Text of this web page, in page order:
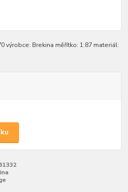
výrobce: Brekina měřítko: 1:87 materiál: